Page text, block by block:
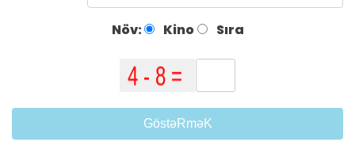
Növ: Kino Sıra
GöstəRməK